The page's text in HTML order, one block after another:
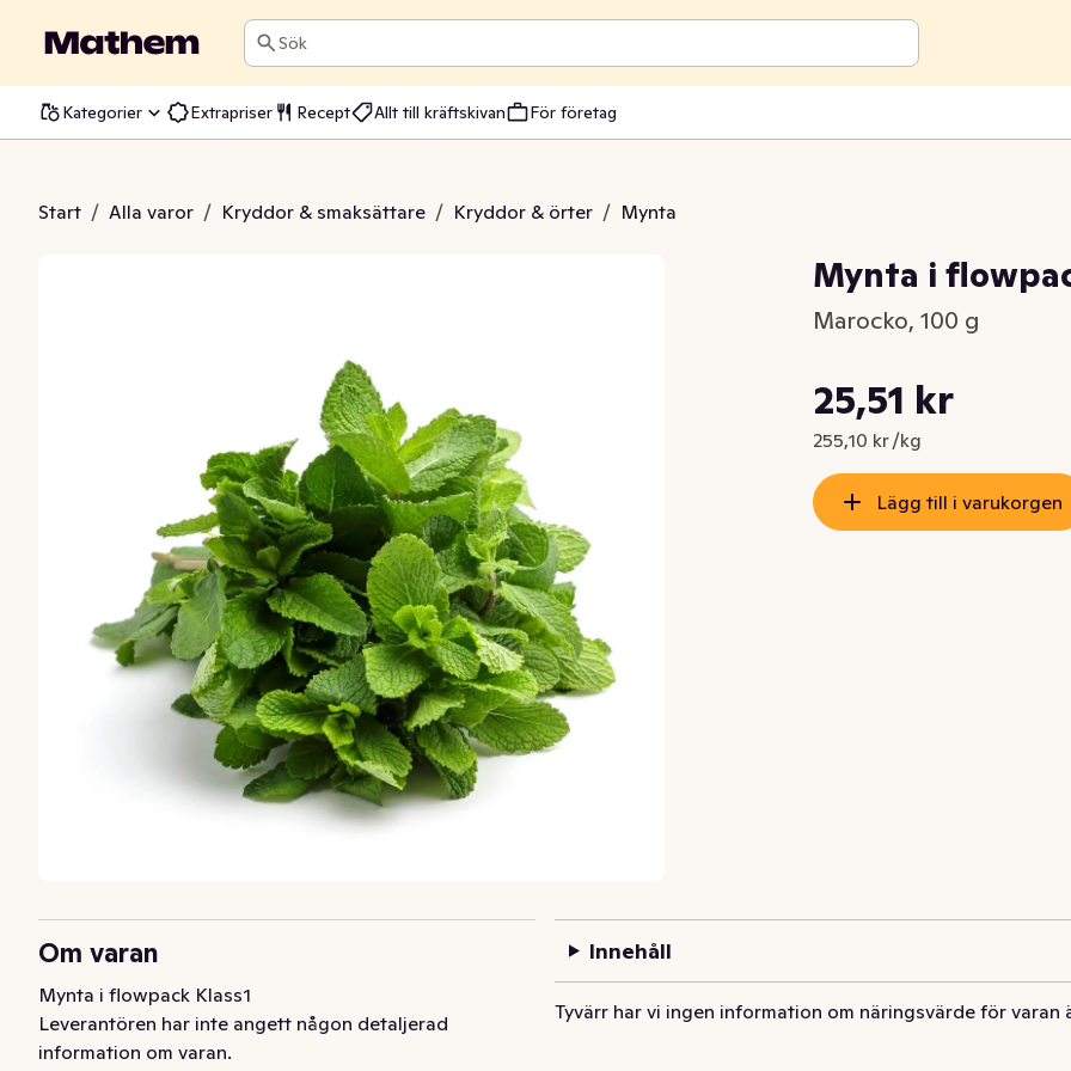
Sök
Kategorier Extrapriser Recept Allt till kräftskivan För företag
Start / Alla varor / Kryddor & smaksättare / Kryddor & örter / Mynta
Klass1
Mynta i
Marocko, 100 g
Nuvarande pris är: 25,51 kr
25,51 kr
255,10 kr /kg
Styckpris: 255,10 kr /kg
Lägg till i varukorgen
Om varan
Mynta i flowpack Klass1
Leverantören har inte angett någon detaljerad
information om varan.
Innehåll
Tyvärr har vi ingen information om näringsvärde för varan